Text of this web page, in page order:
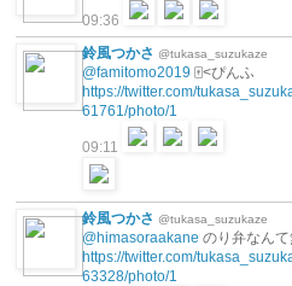
09:36
鈴風つかさ @tukasa_suzukaze
@famitomo2019 🀄<ぴんふ
https://twitter.com/
61761/photo/1
09:11
鈴風つかさ @tukasa_suzukaze
@himasoraakane のり弁なん
https://twitter.com/
63328/photo/1